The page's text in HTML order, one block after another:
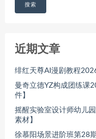
搜索
近期文章
绯红天尊AI漫剧教程
曼奇立德YZ构成团练课
件】
摇醒实验室设计师幼儿
素材】
徐慕阳场景进阶班第28